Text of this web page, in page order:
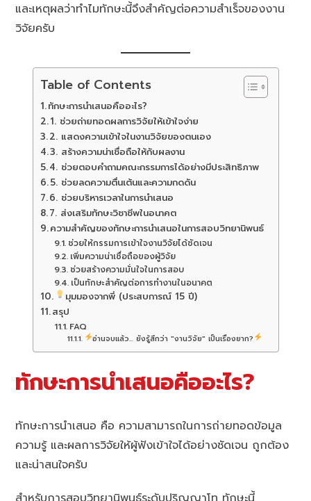
และเหตุผลว่าทำไมทักษะนี้จึงสำคัญต่อความสำเร็จของงาน
วิจัยครับ
Table of Contents
ทักษะการนำเสนอคืออะไร?
1. ช่วยถ่ายทอดผลการวิจัยให้เข้าใจง่าย
2. แสดงความเข้าใจในงานวิจัยของตนเอง
3. สร้างความน่าเชื่อถือให้กับผลงาน
4. ช่วยตอบคำถามคณะกรรมการได้อย่างมีประสิทธิภาพ
5. ช่วยลดความตื่นเต้นและความกดดัน
6. ช่วยบริหารเวลาในการนำเสนอ
7. ส่งเสริมทักษะวิชาชีพในอนาคต
ความสำคัญของทักษะการนำเสนอในการสอบวิทยานิพนธ์
ช่วยให้กรรมการเข้าใจงานวิจัยได้ชัดเจน
เพิ่มความน่าเชื่อถือของผู้วิจัย
ช่วยสร้างความมั่นใจในการสอบ
เป็นทักษะสำคัญต่อการทำงานในอนาคต
มุมมองจากพี่ (ประสบการณ์ 15 ปี)
สรุป
FAQ
อ่านจบแล้ว... ยังรู้สึกว่า "งานวิจัย" เป็นเรื่องยาก?
ทักษะการนำเสนอคืออะไร?
ทักษะการนำเสนอ คือ ความสามารถในการถ่ายทอดข้อมูล
ความรู้ และผลการวิจัยให้ผู้ฟังเข้าใจได้อย่างชัดเจน ถูกต้อง
และน่าสนใจครับ